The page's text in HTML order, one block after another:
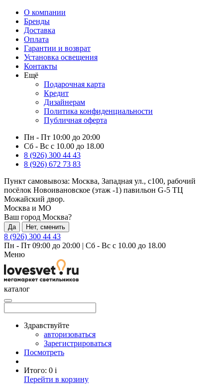
О компании
Бренды
Доставка
Оплата
Гарантии и возврат
Установка освещения
Контакты
Ещё
Подарочная карта
Кредит
Дизайнерам
Политика конфиденциальности
Публичная оферта
Пн - Пт 10:00 до 20:00
Сб - Вс с 10.00 до 18.00
8 (926) 300 44 43
8 (926) 672 73 83
Пункт самовывоза: Москва, Западная ул., с100, рабочий
посёлок Новоивановское (этаж -1) павильон G-5 ТЦ
Можайский двор.
Москва и МО
Ваш город Москва?
Да Нет, сменить
8 (926) 300 44 43
Пн - Пт 09:00 до 20:00 | Сб - Вс с 10.00 до 18.00
Меню
каталог
Здравствуйте
авторизоваться
Зарегистрироваться
Посмотреть
Итого: 0 i
Перейти в корзину